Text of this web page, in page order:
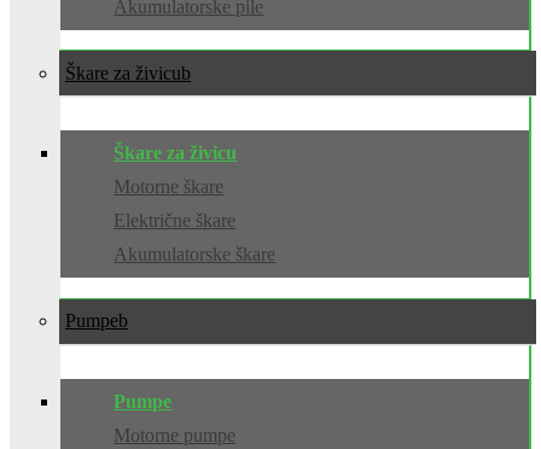
Akumulatorske pile
Škare za živicu
Škare za živicu
Motorne škare
Električne škare
Akumulatorske škare
Pumpe
Pumpe
Motorne pumpe